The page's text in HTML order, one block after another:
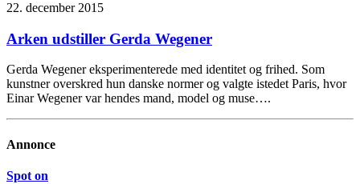
22. december 2015
Arken udstiller Gerda Wegener
Gerda Wegener eksperimenterede med identitet og frihed. Som
kunstner overskred hun danske normer og valgte istedet Paris, hvor
Einar Wegener var hendes mand, model og muse….
Annonce
Spot on